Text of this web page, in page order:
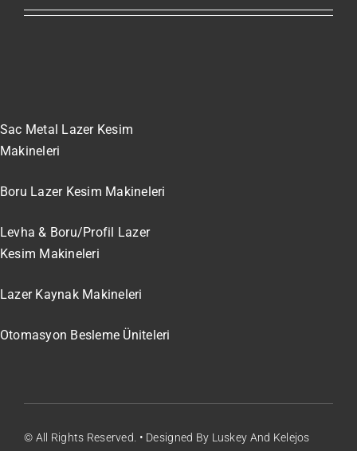
Sac Metal Lazer Kesim
Makineleri
Boru Lazer Kesim Makineleri
Levha & Boru/Profil Lazer
Kesim Makineleri
Lazer Kaynak Makineleri
Otomasyon Besleme Üniteleri
© All Rights Reserved. • Designed By Luskey And Kelejos